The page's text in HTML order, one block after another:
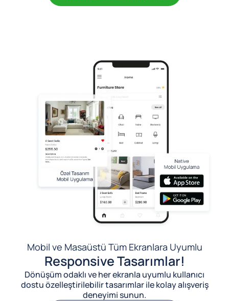
Mobil ve Masaüstü Tüm Ekranlara Uyumlu
Responsive Tasarımlar!
Dönüşüm odaklı ve her ekranla uyumlu kullanıcı
dostu özelleştirilebilir tasarımlar ile kolay alışveriş
deneyimi sunun.